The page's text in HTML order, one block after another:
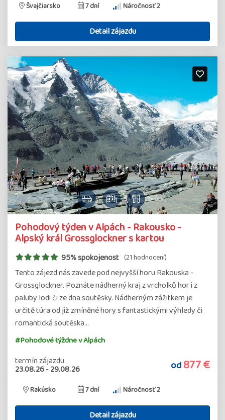
Švajčiarsko 7 dní Náročnosť 2
Detail zájazdu
Pohodový týden v Alpách - Rakousko -
Alpský král Grossglockner s kartou
95% spokojenost (21 hodnocení)
Tento zájezd nás zavede pod nejvyšší horu Rakouska -
Grossglockner. Poznáte nádherný kraj z vrcholků hor i z
paluby lodi či ze dna soutěsky. Nádherným zážitkem je
určitě túra od již zmíněné hory s fantastickými výhledy či
romantická soutěska…
#Pohodové týždne v Alpách
termín zájazdu
23.08.26-29.08.26 od877 €
Rakúsko 7 dní Náročnosť 2
Detail zájazdu